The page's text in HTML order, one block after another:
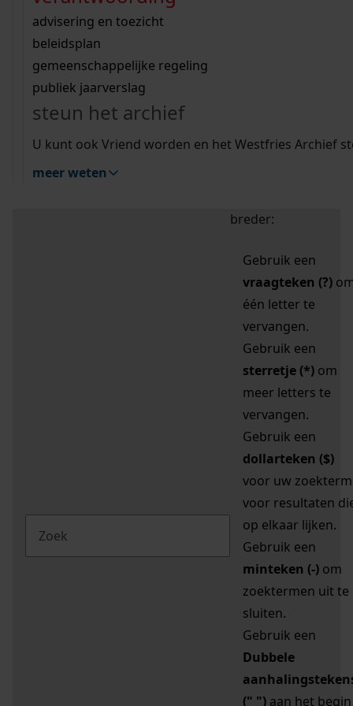
bouwvergunningen
omgevingsvergunningen
vergunningen
beeld en geluid
uitleg nodig?
Wij helpen u op weg met een aantal zoektips.
bekijk alle zoektips
Wij helpen u op weg met een aantal zoektips.
bekijk alle zoektips
bekijk ons geschiedenislokaal
advisering en toezicht
beleidsplan
gemeenschappelijke regeling
publiek jaarverslag
steun het archief
U kunt ook Vriend worden en het Westfries Archief
meer weten
zoektips
Mijn Studiezaal (inloggen)
uw zoekopdracht te
breder:
Gebruik een
vraagteken (?)
één letter te
vervangen.
Gebruik een
sterretje (*) om
meer letters te
vervangen.
Gebruik een
dollarteken ($)
voor uw zoekterm
voor resultaten
op elkaar lijken.
Gebruik een
minteken (-) om
zoektermen uit te
sluiten.
Gebruik een
Dubbele
(" ") aan het begin